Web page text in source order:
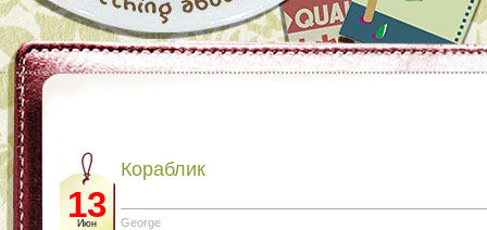
13
Июн
Кораблик
George